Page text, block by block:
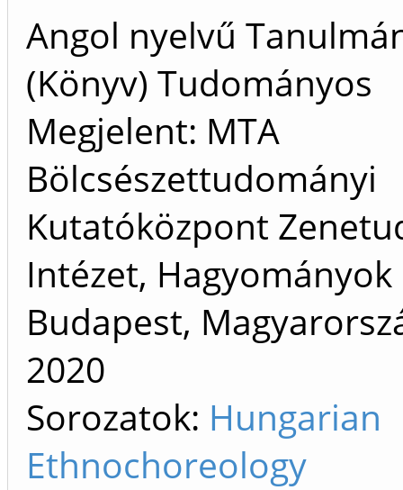
Angol nyelvű
(Könyv) Tudományos
Megjelent: MTA
Bölcsészettudományi
Kutatóközpont
Intézet, Hagyományok
Budapest,
2020
Sorozatok: Hungarian
Ethnochoreology